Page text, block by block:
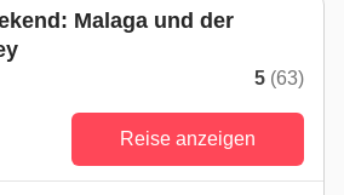
Malaga und der
5 (63)
Reise anzeigen